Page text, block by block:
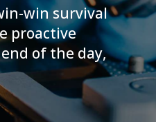
win survival
proactive
of the day,